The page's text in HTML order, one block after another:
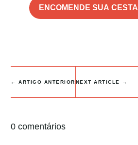
ENCOMENDE SUA
←ARTIGO ANTERIOR NEXT ARTICLE →
0 comentários